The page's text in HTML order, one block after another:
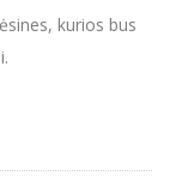
kurios bus